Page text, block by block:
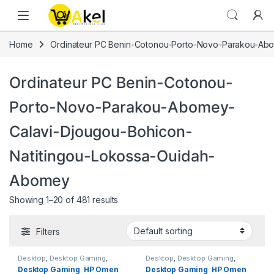
Skip to navigation
Skip to content
Home Ordinateur PC Benin-Cotonou-Porto-Novo-Parakou-
Ordinateur PC Benin-Cotonou-
Porto-Novo-Parakou-Abomey-
Calavi-Djougou-Bohicon-
Natitingou-Lokossa-Ouidah-
Abomey
Showing 1–20 of 481 results
Filters
Desktop, Desktop Gaming,
Ordinateur PC Benin-Cotonou-
Porto-Novo-Parakou-Abomey-
Desktop Gaming HP Omen
Desktop, Desktop Gaming,
Ordinateur PC Benin-Cotonou-
Porto-Novo-Parakou-Abomey-
Desktop Gaming HP Omen